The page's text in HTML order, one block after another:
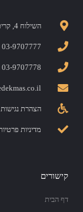
השילוח 4, קרית מטלון, פתח תקווה, 49514-37
03-9707777
03-9707778
הצהרת נגישות
מדיניות
קישורים
דף הבית